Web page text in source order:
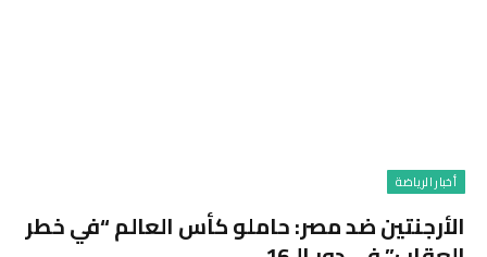
أخبار الرياضة
الأرجنتين ضد مصر: حاملو كأس العالم “في خطر